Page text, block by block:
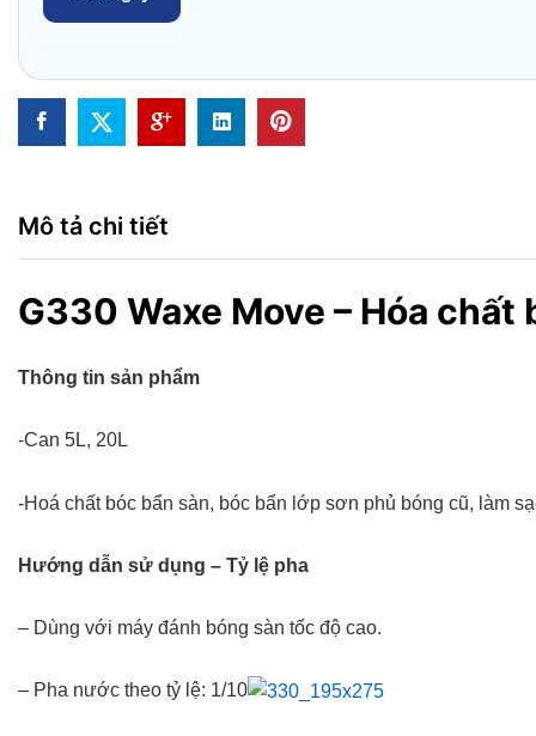
Mô tả chi tiết
G330 Waxe Move – Hóa chất
Thông tin sản phẩm
-Can 5L, 20L
-Hoá chất bóc bẩn sàn, bóc bẩn lớp sơn phủ bóng cũ, làm
Hướng dẫn sử dụng – Tỷ lệ pha
– Dùng với máy đánh bóng sàn tốc độ cao.
– Pha nước theo tỷ lệ: 1/10